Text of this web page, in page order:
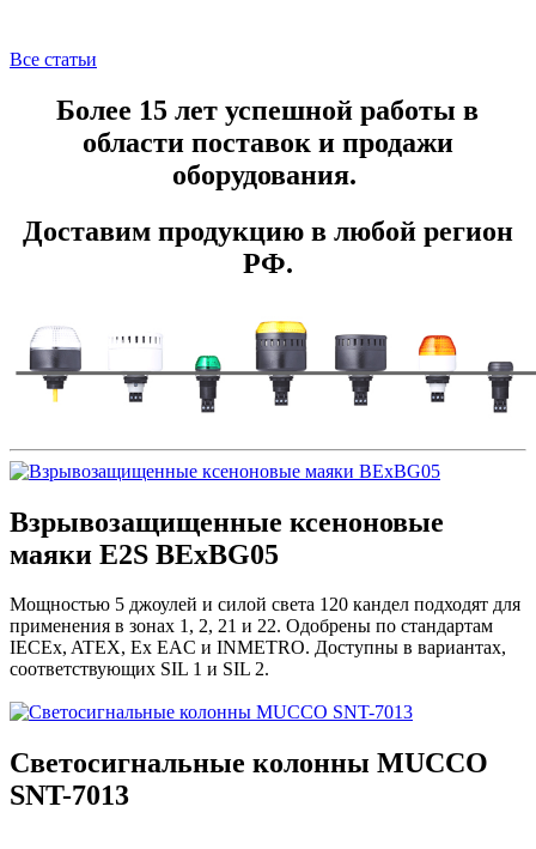
Все статьи
Более 15 лет успешной работы в
области поставок и продажи
оборудования.
Доставим продукцию в любой регион
РФ.
Взрывозащищенные ксеноновые
маяки E2S BExBG05
Мощностью 5 джоулей и силой света 120 кандел подходят для
применения в зонах 1, 2, 21 и 22. Одобрены по стандартам
IECEx, ATEX, Ex EAC и INMETRO. Доступны в вариантах,
соответствующих SIL 1 и SIL 2.
Светосигнальные колонны MUCCO
SNT-7013